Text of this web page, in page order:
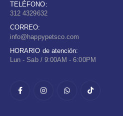
TELÉFONO:
312 4329632
CORREO:
info@happypetsco.com
HORARIO de atención:
Lun - Sab / 9:00AM - 6:00PM